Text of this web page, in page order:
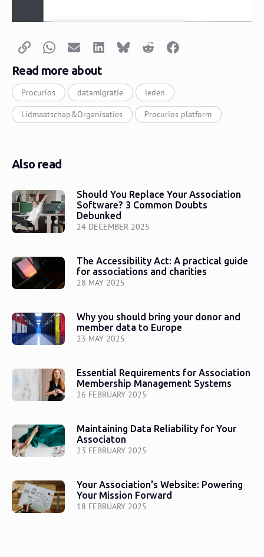
Copy linkWhatsappEmail LinkedInBlueskyReddit Facebook
Read more about
Procurios datamigratie leden
Lidmaatschap&Organisaties Procurios platform
Also read
24 DECEMBER 2025
Should You Replace Your Association
Software? 3 Common Doubts
Debunked
28 MAY 2025
The Accessibility Act: A practical guide
for associations and charities
23 MAY 2025
Why you should bring your donor and
member data to Europe
26 FEBRUARY 2025
Essential Requirements for Association
Membership Management Systems
23 FEBRUARY 2025
Maintaining Data Reliability for Your
Associaton
18 FEBRUARY 2025
Your Association's Website: Powering
Your Mission Forward